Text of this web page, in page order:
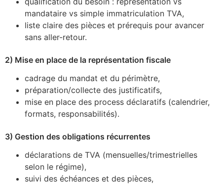
mandataire vs simple immatriculation TVA,
liste claire des pièces et prérequis pour avancer
sans aller-retour.
2) Mise en place de la représentation fiscale
cadrage du mandat et du périmètre,
préparation/collecte des justificatifs,
mise en place des process déclaratifs (calendrier,
formats, responsabilités).
3) Gestion des obligations récurrentes
déclarations de TVA (mensuelles/trimestrielles
selon le régime),
suivi des échéances et des pièces,